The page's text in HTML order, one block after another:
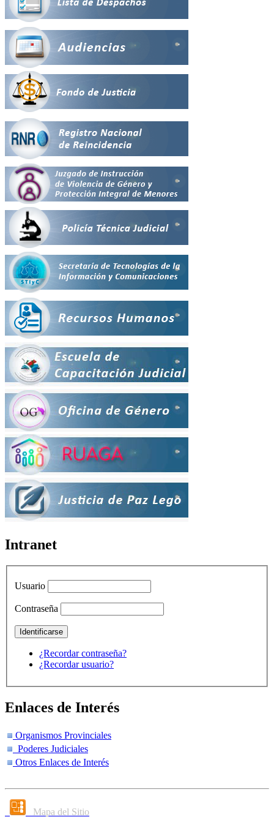
Intranet
Usuario
Contraseña
¿Recordar contraseña?
¿Recordar usuario?
Enlaces de Interés
Organismos Provinciales
Poderes Judiciales
Otros Enlaces de Interés
Mapa del Sitio